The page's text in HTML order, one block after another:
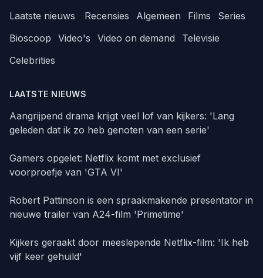
Laatste nieuws Recensies Algemeen Films
Series
Bioscoop
Video's Video on demand
Televisie
Celebrities
LAATSTE NIEUWS
Aangrijpend drama krijgt veel lof van kijkers: 'Lang
geleden dat ik zo heb genoten van een serie'
Gamers opgelet: Netflix komt met exclusief
voorproefje van 'GTA VI'
Robert Pattinson is een spraakmakende presentator in
nieuwe trailer van A24-film 'Primetime'
Kijkers geraakt door meeslepende Netflix-film: 'Ik heb
vijf keer gehuild'